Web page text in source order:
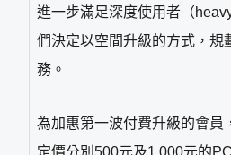
進一步滿足深度使用者（
們決定以空間升級的方式，規
務。
為加惠第一波付費升級的會員
定價分別500元及1,000元的